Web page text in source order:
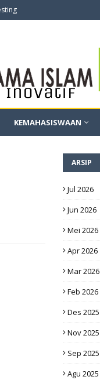
KEMAHASISWAAN
ARSIP
Jul 2026
Jun 2026
Mei 2026
Apr 2026
Mar 2026
Feb 2026
Des 2025
Nov 2025
Sep 2025
Agu 2025